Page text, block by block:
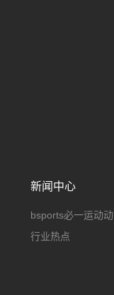
新闻中心
bsports必一运动
行业热点